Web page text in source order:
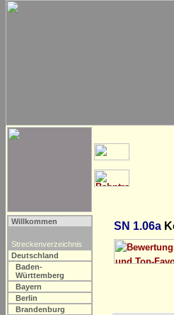
Willkommen
Streckenverzeichnis
Deutschland
Baden-
Württemberg
Bayern
Berlin
Brandenburg
SN 1.06a